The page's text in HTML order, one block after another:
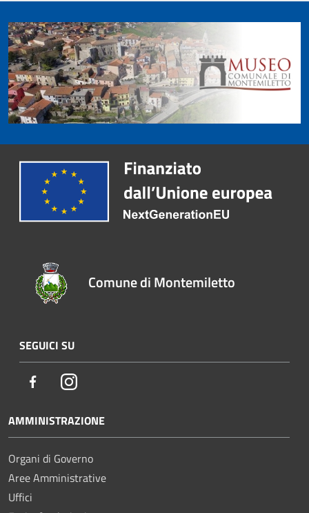
Comune di Montemiletto
SEGUICI SU
FacebookInstagram
AMMINISTRAZIONE
Organi di Governo
Aree Amministrative
Uffici